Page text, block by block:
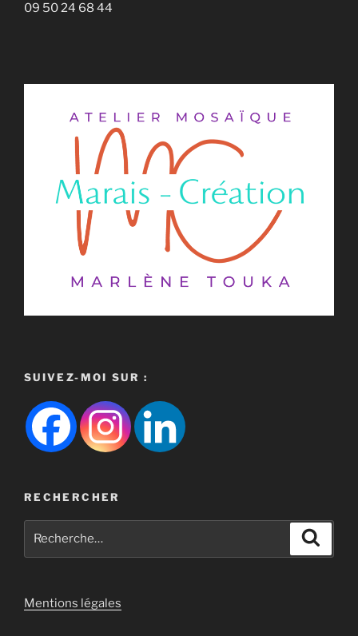
09 50 24 68 44
SUIVEZ-MOI SUR :
RECHERCHER
Mentions légales